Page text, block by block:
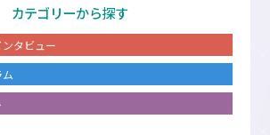
カテゴリーから探す
タビュー